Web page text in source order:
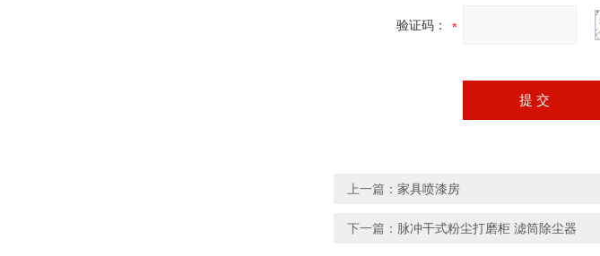
验证码：
上一篇： 家具喷漆房
下一篇： 脉冲干式粉尘打磨柜 滤筒除尘器